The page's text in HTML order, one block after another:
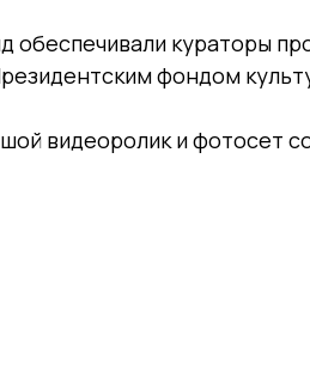
обеспечивали кураторы
фондом
видеоролик и фотосет